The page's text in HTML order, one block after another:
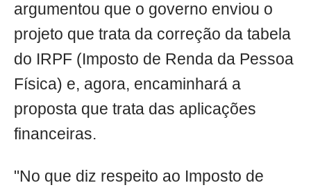
argumentou que o governo enviou o
projeto que trata da correção da tabela
do IRPF (Imposto de Renda da Pessoa
Física) e, agora, encaminhará a
proposta que trata das aplicações
financeiras.
"No que diz respeito ao Imposto de